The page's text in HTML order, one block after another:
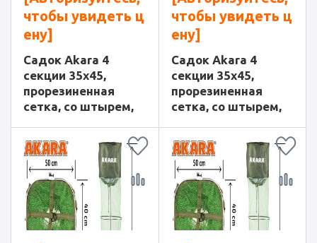
чтобы увидеть ц
ену]
Садок Akara 4
секции 35x45,
прорезиненная
сетка, со штырем,
чтобы увидеть ц
ену]
Садок Akara 4
секции 35x45,
прорезиненная
сетка, со штырем,